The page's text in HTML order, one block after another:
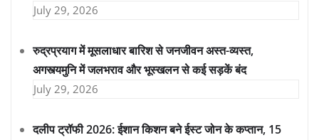
July 29, 2026
रुद्रप्रयाग में मूसलाधार बारिश से जनजीवन अस्त-व्यस्त,
अगस्त्यमुनि में जलभराव और भूस्खलन से कई सड़कें बंद
July 29, 2026
दलीप ट्रॉफी 2026: ईशान किशन बने ईस्ट जोन के कप्तान, 15